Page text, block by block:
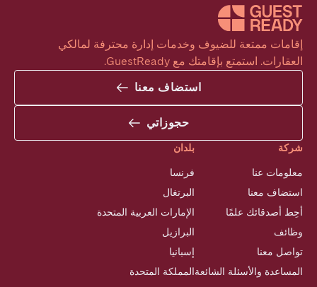
العقارات. استمتع بإقامتك مع GuestReady.
استضاف معنا
حجوزاتي
شركة
معلومات عنا
استضاف معنا
أحِط أصدقائك علمًا
وظائف
تواصل معنا
المساعدة والأسئلة الشائعة
بلدان
فرنسا
البرتغال
الإمارات العربية المتحدة
البرازيل
إسبانيا
المملكة المتحدة